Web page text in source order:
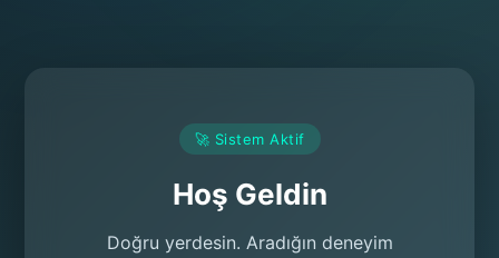
🚀 Sistem Aktif
Hoş Geldin
Doğru yerdesin. Aradığın deneyim